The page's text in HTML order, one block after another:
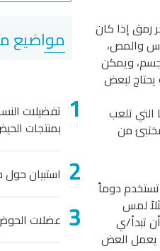
رمق إذا كان
والمص،
ويمكن
لبعض
تلعب
من
تستخدم دوماً
لمس
تبدأ/ي
يعمل العض
مواضيع
تفضيلات
بمنتجات
استبيان
عضلات